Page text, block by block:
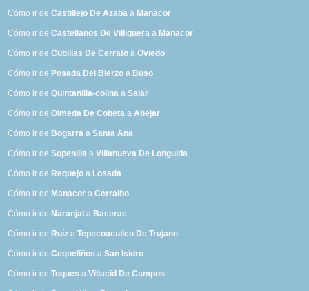
Cómo ir deCastillejo De Azaba a Manacor
Cómo ir deCastellanos De Villiquera a Manacor
Cómo ir deCubillas De Cerrato aOviedo
Cómo ir de Posada Del Bierzo a Buso
Cómo ir deQuintanilla-colina aSalar
Cómo ir deOlmeda De Cobeta aAbejar
Cómo ir de Bogarra aSanta Ana
Cómo ir deSopenilla aVillanueva De Longuida
Cómo ir de Requejo a Losada
Cómo ir de Manacor aCerralbo
Cómo ir de Naranjal a Bacerac
Cómo ir de Ruíz aTepecoacuilco De Trujano
Cómo ir deCequeliños aSan Isidro
Cómo ir deToques aVillacid De Campos